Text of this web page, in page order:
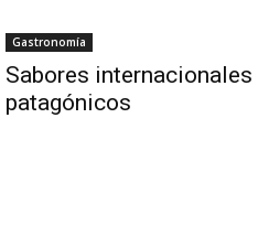
Gastronomía
Sabores
patagónicos